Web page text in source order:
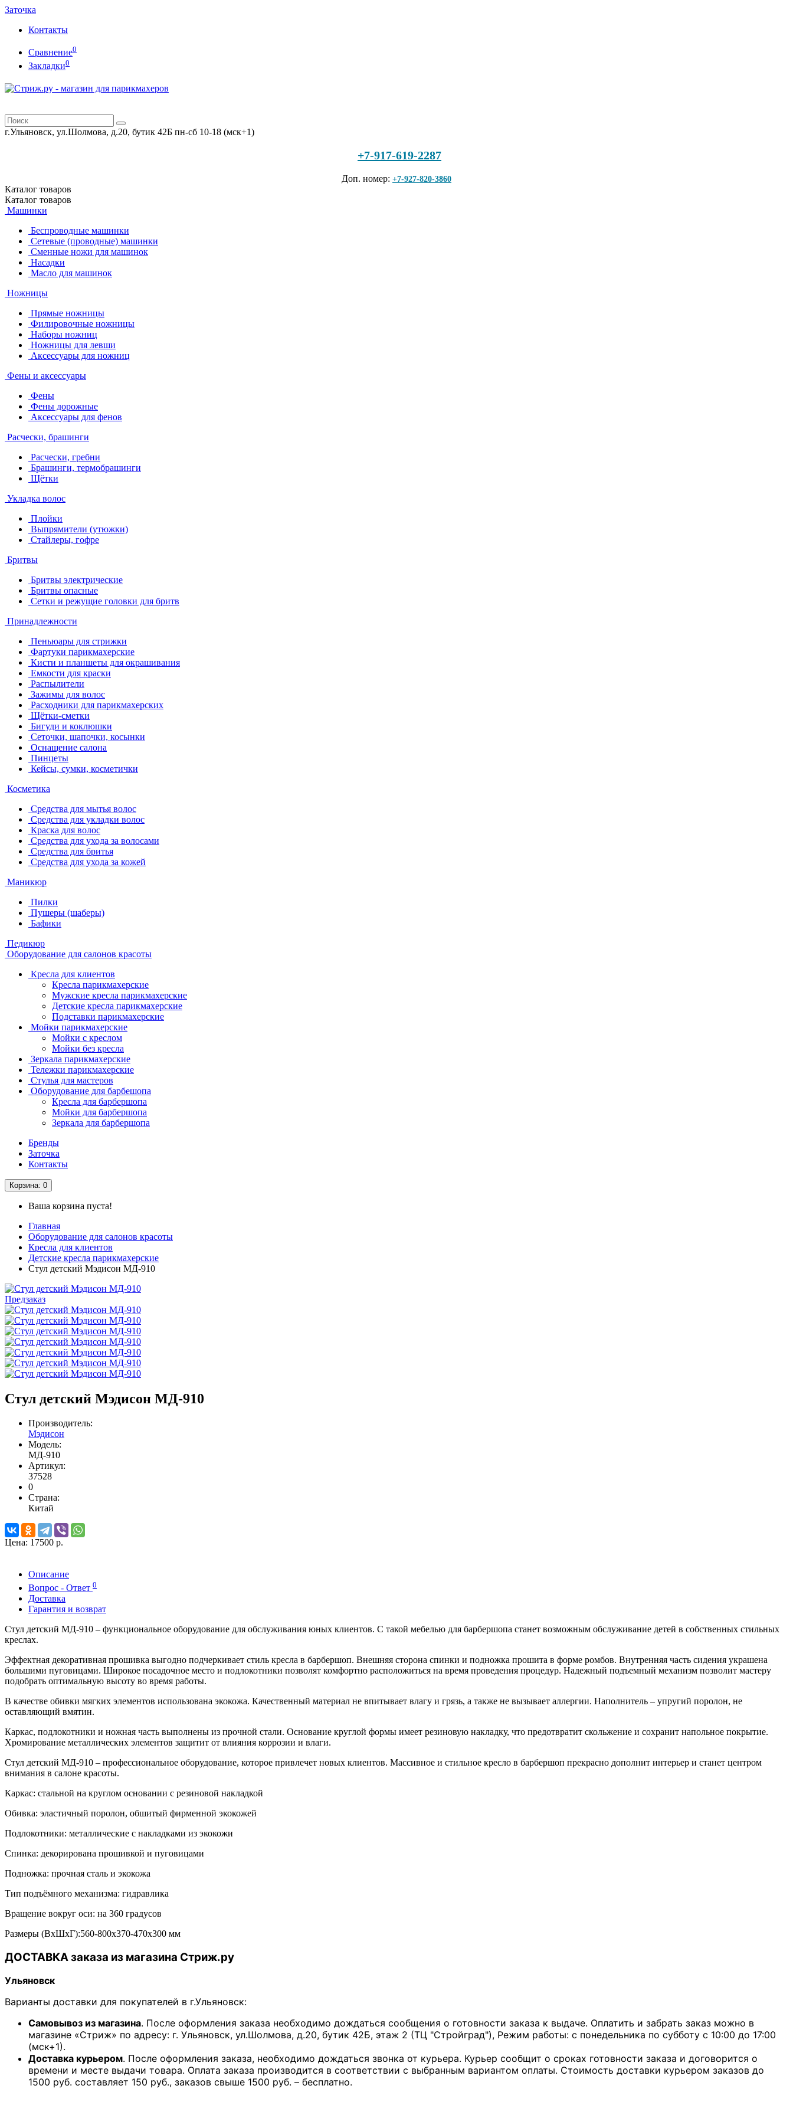
Заточка
Контакты
Сравнение0
Закладки0
г.Ульяновск, ул.Шолмова, д.20, бутик 42Б пн-сб 10-18 (мск+1)
+7-917-619-2287
Доп. номер: +7-927-820-3860
Каталог товаров
Каталог товаров
Машинки
Беспроводные машинки
Сетевые (проводные) машинки
Сменные ножи для машинок
Насадки
Масло для машинок
Ножницы
Прямые ножницы
Филировочные ножницы
Наборы ножниц
Ножницы для левши
Аксессуары для ножниц
Фены и аксессуары
Фены
Фены дорожные
Аксессуары для фенов
Расчески, брашинги
Расчески, гребни
Брашинги, термобрашинги
Щётки
Укладка волос
Плойки
Выпрямители (утюжки)
Стайлеры, гофре
Бритвы
Бритвы электрические
Бритвы опасные
Сетки и режущие головки для бритв
Принадлежности
Пеньюары для стрижки
Фартуки парикмахерские
Кисти и планшеты для окрашивания
Емкости для краски
Распылители
Зажимы для волос
Расходники для парикмахерских
Щётки-сметки
Бигуди и коклюшки
Сеточки, шапочки, косынки
Оснащение салона
Пинцеты
Кейсы, сумки, косметички
Косметика
Средства для мытья волос
Средства для укладки волос
Краска для волос
Средства для ухода за волосами
Средства для бритья
Средства для ухода за кожей
Маникюр
Пилки
Пушеры (шаберы)
Бафики
Педикюр
Оборудование для салонов красоты
Кресла для клиентов
Кресла парикмахерские
Мужские кресла парикмахерские
Детские кресла парикмахерские
Подставки парикмахерские
Мойки парикмахерские
Мойки с креслом
Мойки без кресла
Зеркала парикмахерские
Тележки парикмахерские
Стулья для мастеров
Оборудование для барбешопа
Кресла для барбершопа
Мойки для барбершопа
Зеркала для барбершопа
Бренды
Заточка
Контакты
Корзина: 0
Ваша корзина пуста!
Главная
Оборудование для салонов красоты
Кресла для клиентов
Детские кресла парикмахерские
Стул детский Мэдисон МД-910
Предзаказ
Стул детский Мэдисон МД-910
Производитель:
Мэдисон
Модель:
МД-910
Артикул:
37528
0
Страна:
Китай
Цена: 17500 р.
Описание
Вопрос - Ответ 0
Доставка
Гарантия и возврат
Стул детский МД-910 – функциональное оборудование для обслуживания юных клиентов. С такой мебелью для барбершопа станет возможным обслуживание детей в собственных стильных
креслах.
Эффектная декоративная прошивка выгодно подчеркивает стиль кресла в барбершоп. Внешняя сторона спинки и подножка прошита в форме ромбов. Внутренняя часть сидения украшена
большими пуговицами. Широкое посадочное место и подлокотники позволят комфортно расположиться на время проведения процедур. Надежный подъемный механизм позволит мастеру
подобрать оптимальную высоту во время работы.
В качестве обивки мягких элементов использована экокожа. Качественный материал не впитывает влагу и грязь, а также не вызывает аллергии. Наполнитель – упругий поролон, не
оставляющий вмятин.
Каркас, подлокотники и ножная часть выполнены из прочной стали. Основание круглой формы имеет резиновую накладку, что предотвратит скольжение и сохранит напольное покрытие.
Хромирование металлических элементов защитит от влияния коррозии и влаги.
Стул детский МД-910 – профессиональное оборудование, которое привлечет новых клиентов. Массивное и стильное кресло в барбершоп прекрасно дополнит интерьер и станет центром
внимания в салоне красоты.
Каркас: стальной на круглом основании с резиновой накладкой
Обивка: эластичный поролон, обшитый фирменной экокожей
Подлокотники: металлические с накладками из экокожи
Спинка: декорирована прошивкой и пуговицами
Подножка: прочная сталь и экокожа
Тип подъёмного механизма: гидравлика
Вращение вокруг оси: на 360 градусов
Размеры (ВхШхГ):560-800х370-470х300 мм
ДОСТАВКА заказа из магазина Стриж.ру
Ульяновск
Варианты доставки для покупателей в г.Ульяновск:
Самовывоз из магазина. После оформления заказа необходимо дождаться сообщения о готовности заказа к выдаче. Оплатить и забрать заказ можно в
магазине «Стриж» по адресу: г. Ульяновск, ул.Шолмова, д.20, бутик 42Б, этаж 2 (ТЦ "Стройград"), Режим работы: с понедельника по субботу с 10:00 до 17:00
(мск+1).
Доставка курьером. После оформления заказа, необходимо дождаться звонка от курьера. Курьер сообщит о сроках готовности заказа и договорится о
времени и месте выдачи товара. Оплата заказа производится в соответствии с выбранным вариантом оплаты. Стоимость доставки курьером заказов до
1500 руб. составляет 150 руб., заказов свыше 1500 руб. – бесплатно.